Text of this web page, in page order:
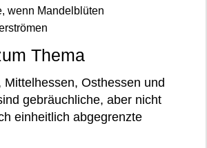
wenn Mandelblüten
Thema
Mittelhessen, Osthessen und
gebräuchliche, aber nicht
einheitlich abgegrenzte